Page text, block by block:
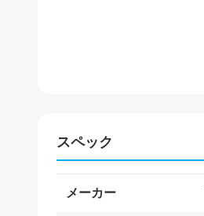
スペック
メーカー